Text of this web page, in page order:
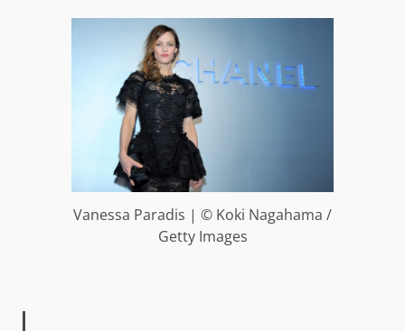
Vanessa Paradis | © Koki Nagahama /
Getty Images